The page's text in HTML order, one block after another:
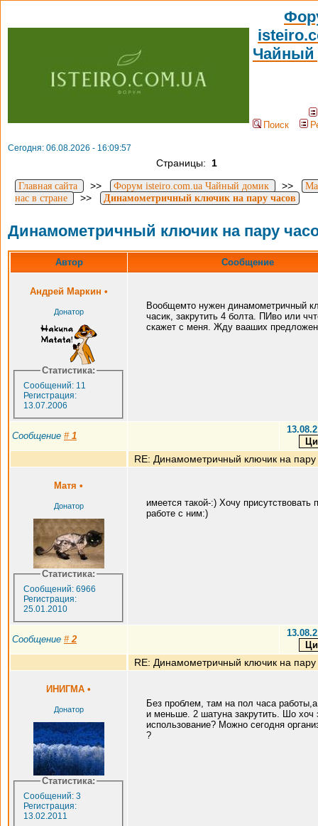
Чайный
Поиск
Сегодня: 06.08.2026 - 16:09:57
Страницы: 1
Главная сайта >> Форум isteiro.com.ua Чайный домик >>
нас в стране
>> Динамометричный ключик на пару часов
Динамометричный ключик на пару
Автор Сообщение
Андрей Маркин •
Донатор
Статистика:
Сообщений: 11
Регистрация:
13.07.2006
Вообщемто нужен динамометричный
часик, закрутить 4 болта. ПИво или
скажет с меня. Жду вааших
Сообщение # 1
RE: Динамометричный ключик на пару
Матя •
Донатор
Статистика:
Сообщений: 6966
Регистрация:
25.01.2010
имеется такой-:) Хочу присутствовать
работе с ним:)
Сообщение #2
RE: Динамометричный ключик на пару
ИНИГМА •
Донатор
Статистика:
Сообщений: 3
Регистрация:
13.02.2011
Без проблем, там на пол часа
и меньше. 2 шатуна закрутить. Шо хоч
использование? Можно сегодня
?